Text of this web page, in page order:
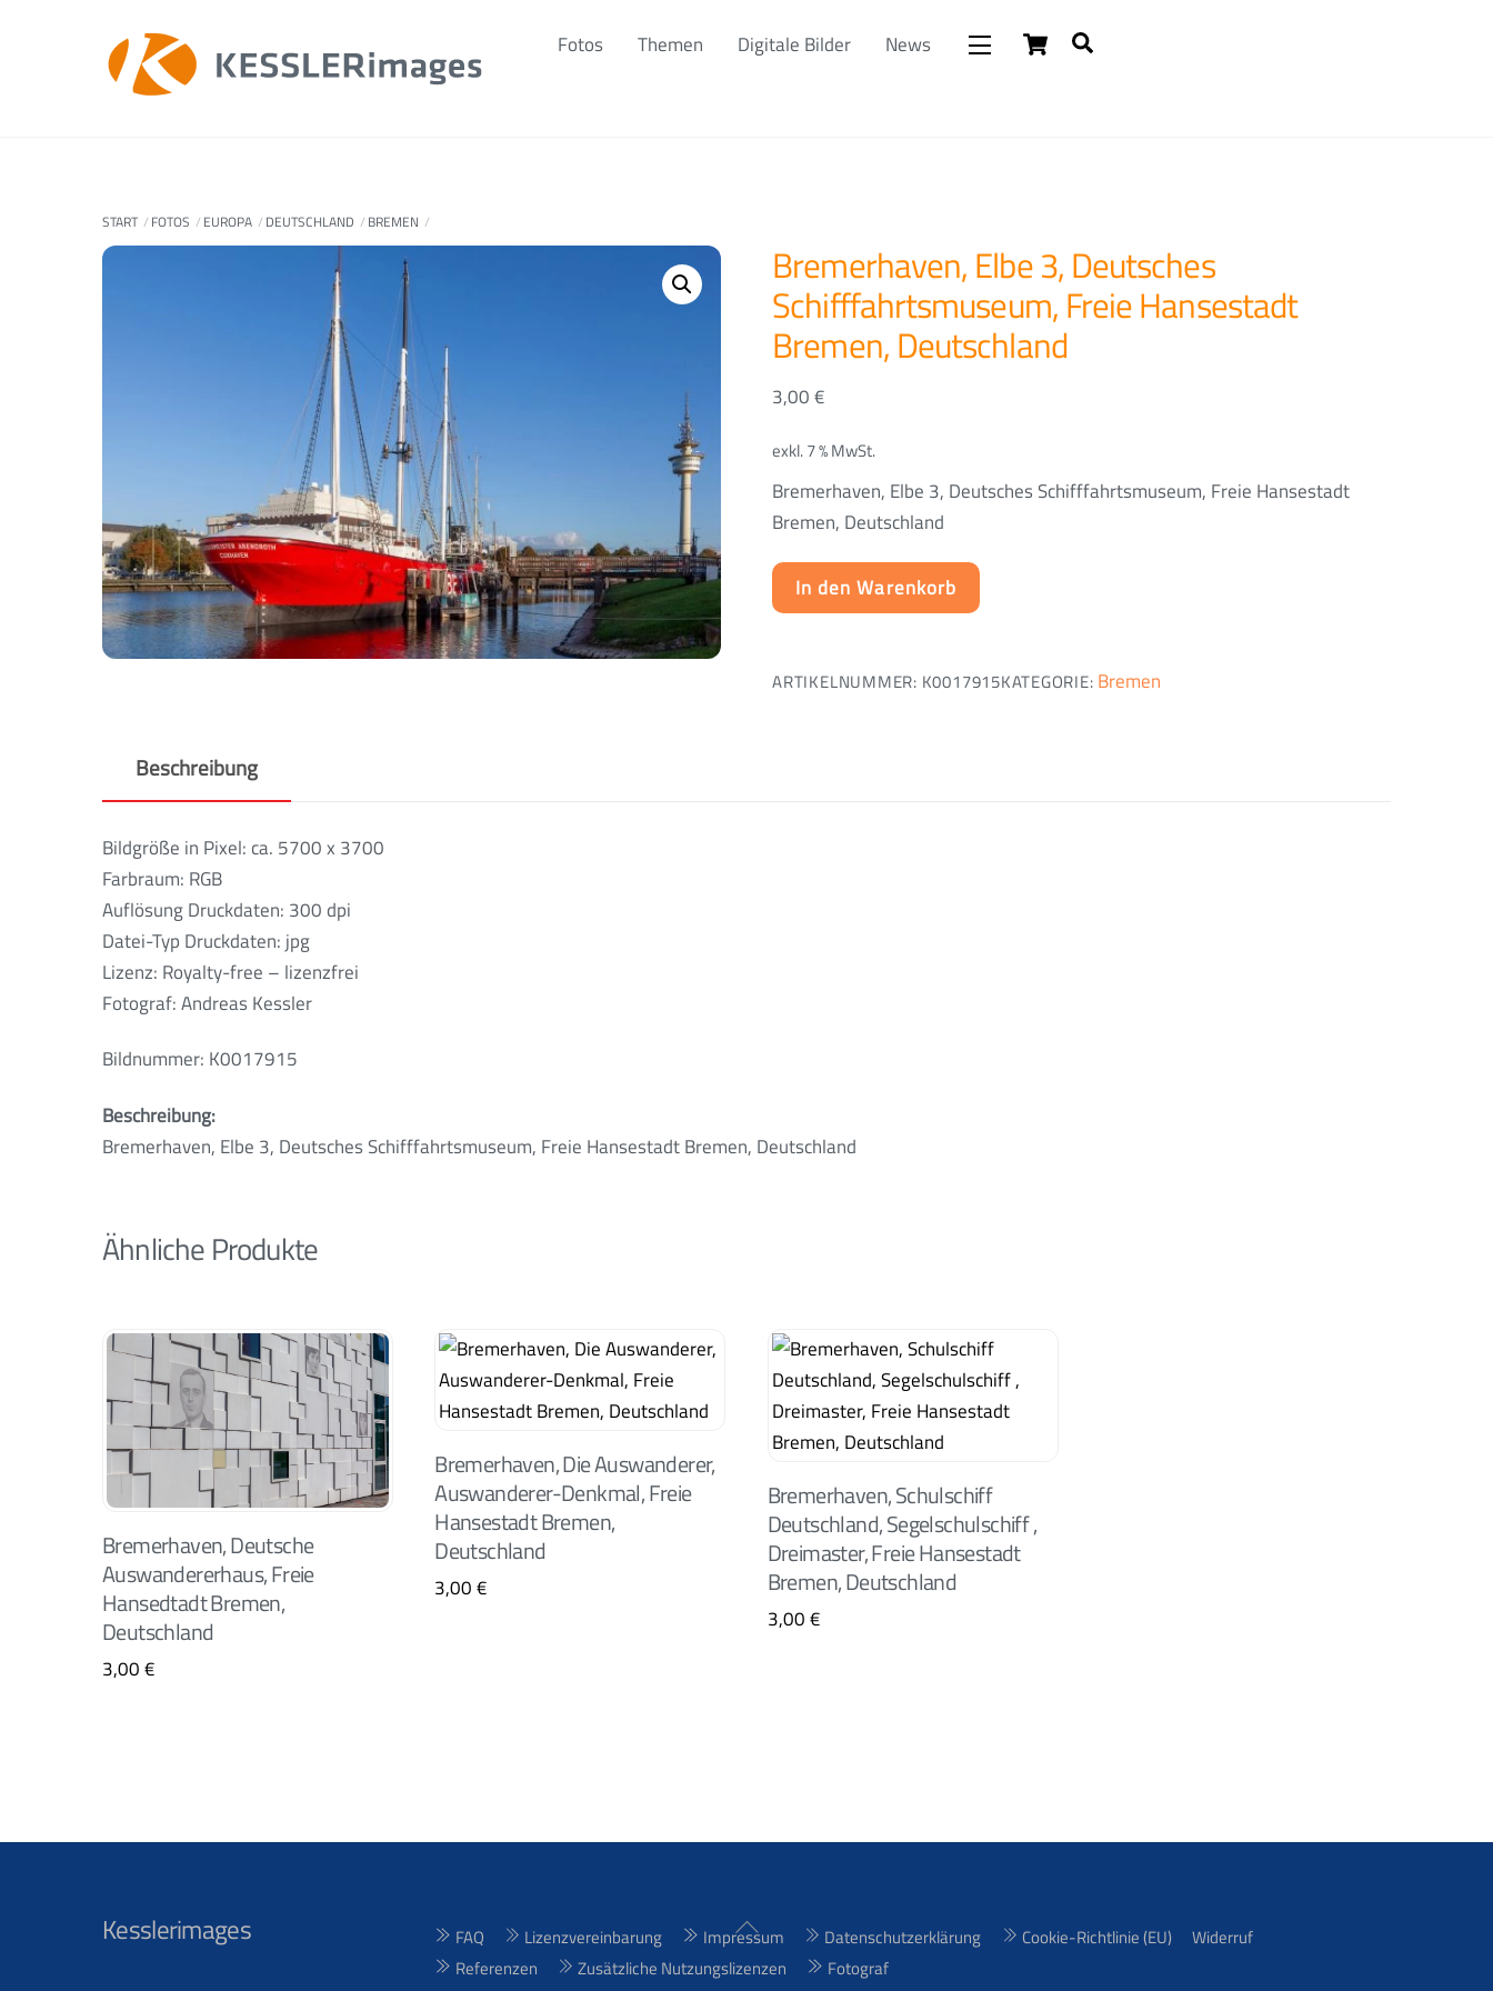
CartSuchen
Fotos Themen Digitale Bilder News Widgets
START FOTOS EUROPA DEUTSCHLAND BREMEN
Bremerhaven, Elbe 3, Deutsches
Schifffahrtsmuseum, Freie Hansestadt
Bremen, Deutschland
3,00€
exkl. 7 % MwSt.
Bremerhaven, Elbe 3, Deutsches Schifffahrtsmuseum, Freie Hansestadt
Bremen, Deutschland
In den Warenkorb
ARTIKELNUMMER: K0017915KATEGORIE: Bremen
Beschreibung
Bildgröße in Pixel: ca. 5700 x 3700
Farbraum: RGB
Auflösung Druckdaten: 300 dpi
Datei-Typ Druckdaten: jpg
Lizenz: Royalty-free – lizenzfrei
Fotograf: Andreas Kessler
Bildnummer: K0017915
Beschreibung:
Bremerhaven, Elbe 3, Deutsches Schifffahrtsmuseum, Freie Hansestadt Bremen, Deutschland
Ähnliche Produkte
Bremerhaven, Deutsche
Auswandererhaus, Freie
Hansedtadt Bremen,
Deutschland
3,00€
Bremerhaven, Die Auswanderer,
Auswanderer-Denkmal, Freie
Hansestadt Bremen,
Deutschland
3,00€
Bremerhaven, Schulschiff
Deutschland, Segelschulschiff ,
Dreimaster, Freie Hansestadt
Bremen, Deutschland
3,00€
Back
Kesslerimages FAQ Lizenzvereinbarung Impressum Datenschutzerklärung Cookie-Richtlinie (EU)
Widerruf
Referenzen
Zusätzliche Nutzungslizenzen Fotograf